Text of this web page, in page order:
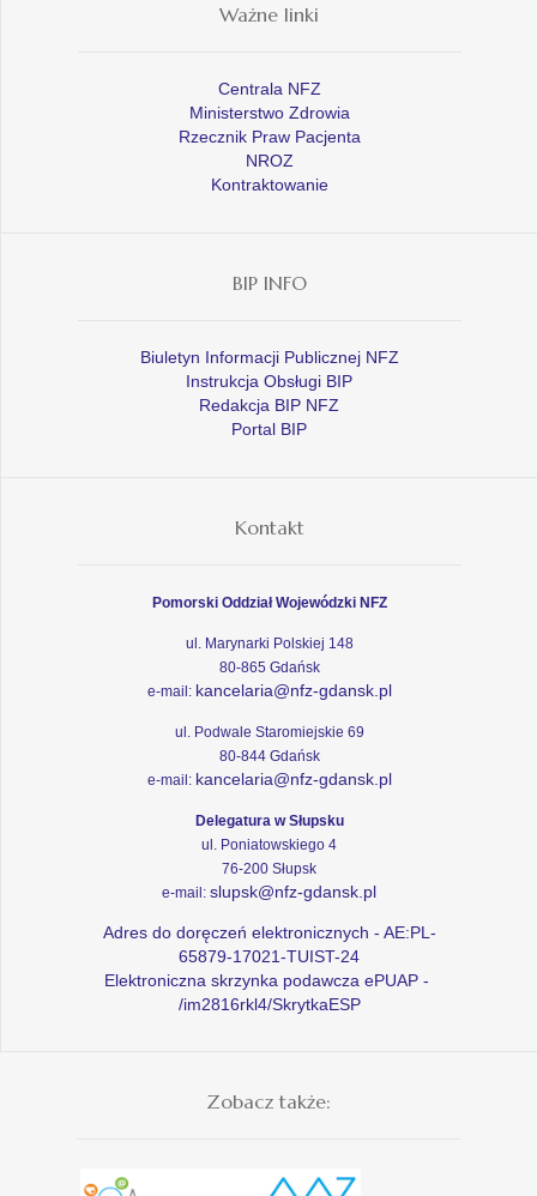
Ważne linki
Centrala NFZ
Ministerstwo Zdrowia
Rzecznik Praw Pacjenta
NROZ
Kontraktowanie
BIP INFO
Biuletyn Informacji Publicznej NFZ
Instrukcja Obsługi BIP
Redakcja BIP NFZ
Portal BIP
Kontakt
Pomorski Oddział Wojewódzki NFZ
ul. Marynarki Polskiej 148
80-865 Gdańsk
e-mail: kancelaria@nfz-gdansk.pl
ul. Podwale Staromiejskie 69
80-844 Gdańsk
e-mail: kancelaria@nfz-gdansk.pl
Delegatura w Słupsku
ul. Poniatowskiego 4
76-200 Słupsk
e-mail: slupsk@nfz-gdansk.pl
Adres do doręczeń elektronicznych - AE:PL-
65879-17021-TUIST-24
Elektroniczna skrzynka podawcza ePUAP -
/im2816rkl4/SkrytkaESP
Zobacz także: